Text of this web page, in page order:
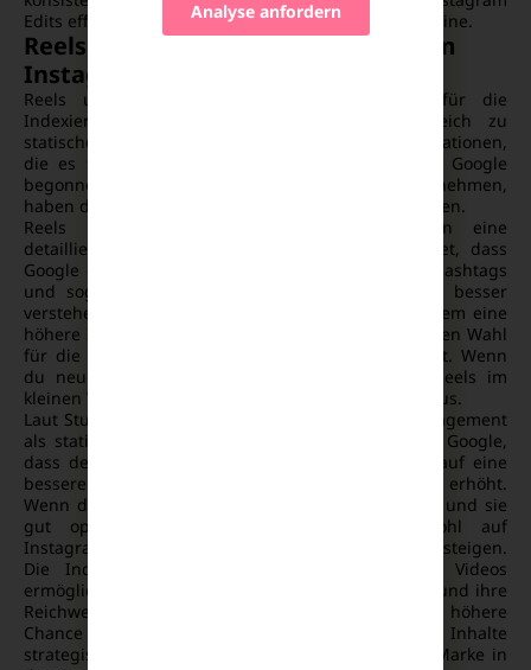
Edits effizient und übernimmst bewährte Textbausteine.
Reels und Videos: Der neue Trend im
Instagram-SEO
Reels und Videos werden immer relevanter für die
Indexierung von Instagram-Inhalten. Im Vergleich zu
statischen Bildern bieten sie Google mehr Informationen,
die es für die Suchergebnisse nutzen kann. Seit Google
begonnen hat, auch Videos in den Index aufzunehmen,
haben diese Inhalte deutlich an Bedeutung gewonnen.
Reels bieten mehr Kontext und ermöglichen eine
detailliertere Analyse durch Google. Das bedeutet, dass
Google durch den Text in der Beschreibung, den Hashtags
und sogar den gesprochenen Inhalten in Videos besser
verstehen kann, worum es geht. Videos haben zudem eine
höhere Interaktionsrate, was sie zu einer bevorzugten Wahl
für die Indexierung von Instagram-Inhalten macht. Wenn
du neue Ideen schnell validieren willst, zeige Reels im
kleinen Test und werte die Ergebnisse strukturiert aus.
Laut Studien erreichen Reels bis zu 22% mehr Engagement
als statische Posts. Diese höhere Interaktion zeigt Google,
dass der Inhalt relevant ist, was seine Chancen auf eine
bessere Platzierung in den Google-Ergebnissen erhöht.
Wenn du also Reels und Videos regelmäßig nutzt und sie
gut optimierst, wird deine Sichtbarkeit sowohl auf
Instagram als auch in den Google-Suchergebnissen steigen.
Die Indexierung von Instagram-Inhalten durch Videos
ermöglicht es Marken, mehr Traffic zu generieren und ihre
Reichweite erheblich zu steigern. Da Videos eine höhere
Chance haben, viral zu gehen, solltest du diese Inhalte
strategisch einsetzen, um die Sichtbarkeit deiner Marke in
Analyse anfordern